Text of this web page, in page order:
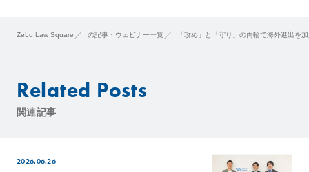
ZeLo Law Square の記事・ウェビナー一覧 「攻め」と「守り」の両輪で海外進出を
Related Posts
関連記事
2026.06.26